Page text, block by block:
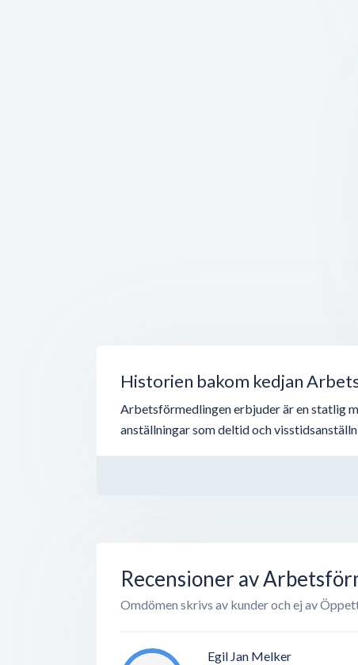
Historien bakom kedjan
Arbetsförmedlingen erbjuder är en statlig
anställningar som deltid och
Recensioner av
Omdömen skrivs av kunder och ej av
Egil Jan Melker